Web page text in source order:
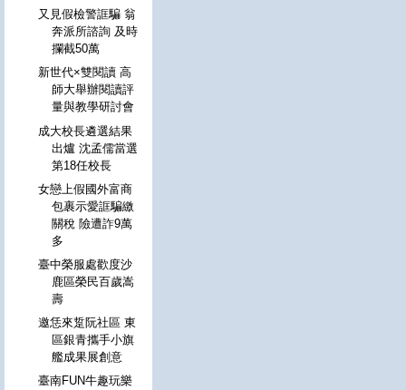
又見假檢警誆騙 翁
奔派所諮詢 及時
攔截50萬
新世代×雙閱讀 高
師大舉辦閱讀評
量與教學研討會
成大校長遴選結果
出爐 沈孟儒當選
第18任校長
女戀上假國外富商
包裹示愛誆騙繳
關稅 險遭詐9萬
多
臺中榮服處歡度沙
鹿區榮民百歲嵩
壽
邀恁來踅阮社區 東
區銀青攜手小旗
艦成果展創意
臺南FUN牛趣玩樂